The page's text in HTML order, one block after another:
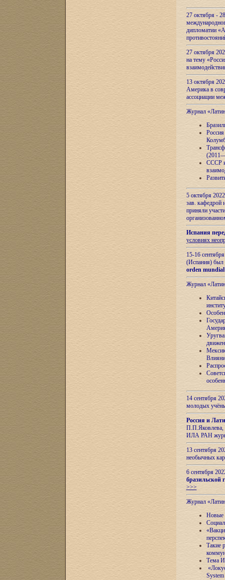
27 октября -
дипломатии
27 октября
на тему
13 октября
Америка в
ассоциации
Журнал
СССР и
5 октября
зав.
приняли
Испания
условиях
15-16
(Испания) был
orden
Журнал
14 сентября
молодых
Россия и
П.П.Яковлева,
ИЛА РАН
13 сентября
необычных
6 сентября
бразильской
>>>
Журнал
Новые
Такие
Тема